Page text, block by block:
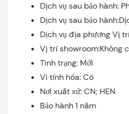
Dịch vụ sau bảo hành:
Dịch vụ sau bảo
Dịch vụ địa phương Vị
Vị trí showroom:Không
Tình trạng: Mới
Vi tính hóa: Có
Nơi xuất xứ: CN; HEN
Bảo hành 1 năm